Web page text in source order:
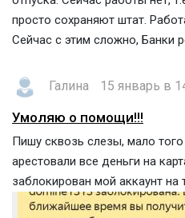
просто сохраняют штат.
Сейчас с этим сложно, Банки
Галина 15 январь в
Умоляю о помощи!!!
Пишу сквозь слезы, мало
арестовали все деньги на
заблокирован мой аккаунт на